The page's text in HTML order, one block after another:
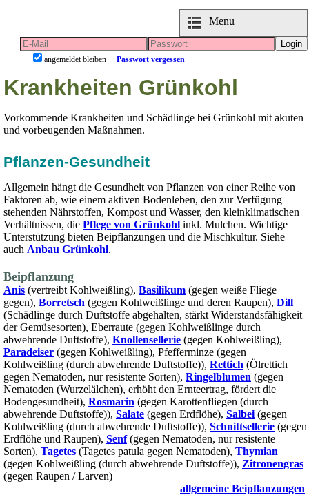
Menu
Login
angemeldet bleiben Passwort vergessen
Krankheiten Grünkohl
Vorkommende Krankheiten und Schädlinge bei Grünkohl mit akuten
und vorbeugenden Maßnahmen.
Pflanzen-Gesundheit
Allgemein hängt die Gesundheit von Pflanzen von einer Reihe von
Faktoren ab, wie einem aktiven Bodenleben, den zur Verfügung
stehenden Nährstoffen, Kompost und Wasser, den kleinklimatischen
Verhältnissen, die Pflege von Grünkohl inkl. Mulchen. Wichtige
Unterstützung bieten Beipflanzungen und die Mischkultur. Siehe
auch Anbau Grünkohl.
Beipflanzung
Anis (vertreibt Kohlweißling), Basilikum (gegen weiße Fliege
gegen), Borretsch (gegen Kohlweißlinge und deren Raupen), Dill
(Schädlinge durch Duftstoffe abgehalten, stärkt Widerstandsfähigkeit
der Gemüsesorten), Eberraute (gegen Kohlweißlinge durch
abwehrende Duftstoffe), Knollensellerie (gegen Kohlweißling),
Paradeiser (gegen Kohlweißling), Pfefferminze (gegen
Kohlweißling (durch abwehrende Duftstoffe)), Rettich (Ölrettich
gegen Nematoden, nur resistente Sorten), Ringelblumen (gegen
Nematoden (Wurzelälchen), erhöht den Ernteertrag, fördert die
Bodengesundheit), Rosmarin (gegen Karottenfliegen (durch
abwehrende Duftstoffe)), Salate (gegen Erdflöhe), Salbei (gegen
Kohlweißling (durch abwehrende Duftstoffe)), Schnittsellerie (gegen
Erdflöhe und Raupen), Senf(gegen Nematoden, nur resistente
Sorten), Tagetes (Tagetes patula gegen Nematoden), Thymian
(gegen Kohlweißling (durch abwehrende Duftstoffe)), Zitronengras
(gegen Raupen / Larven)
allgemeine Beipflanzungen